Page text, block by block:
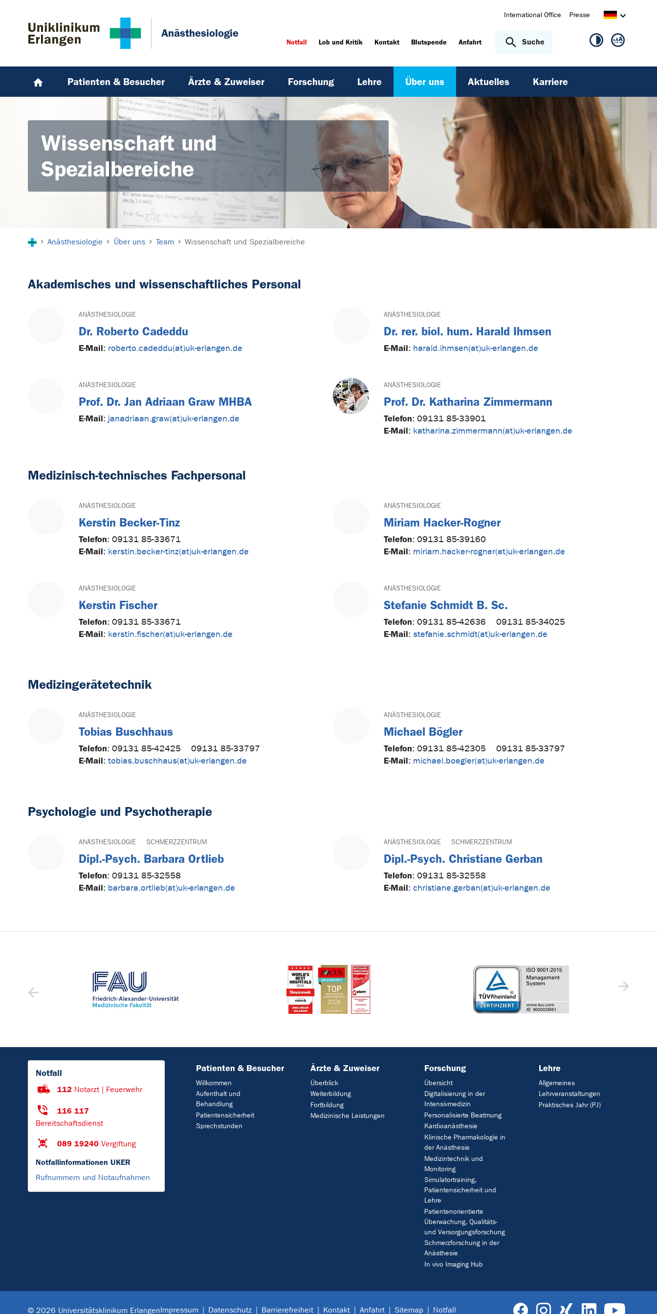
Anästhesiologie
International Office Presse
Notfall Lob und Kritik Kontakt Blutspende Anfahrt Suche
Patienten & Besucher Ärzte & Zuweiser Forschung Lehre Über uns Aktuelles Karriere
Wissenschaft und
Spezialbereiche
Anästhesiologie Über uns Team Wissenschaft und Spezialbereiche
Akademisches und wissenschaftliches Personal
ANÄSTHESIOLOGIE
Dr. Roberto Cadeddu
E-Mail: roberto.cadeddu(at)uk-erlangen.de
ANÄSTHESIOLOGIE
Prof. Dr. Jan Adriaan Graw MHBA
E-Mail: janadriaan.graw(at)uk-erlangen.de
ANÄSTHESIOLOGIE
Dr. rer. biol. hum. Harald Ihmsen
E-Mail: harald.ihmsen(at)uk-erlangen.de
ANÄSTHESIOLOGIE
Prof. Dr. Katharina Zimmermann
Telefon: 09131 85-33901
E-Mail: katharina.zimmermann(at)uk-erlangen.de
Medizinisch-technisches Fachpersonal
ANÄSTHESIOLOGIE
Kerstin Becker-Tinz
Telefon: 09131 85-33671
E-Mail: kerstin.becker-tinz(at)uk-erlangen.de
ANÄSTHESIOLOGIE
Kerstin Fischer
Telefon: 09131 85-33671
E-Mail: kerstin.fischer(at)uk-erlangen.de
ANÄSTHESIOLOGIE
Miriam Hacker-Rogner
Telefon: 09131 85-39160
E-Mail: miriam.hacker-rogner(at)uk-erlangen.de
ANÄSTHESIOLOGIE
Stefanie Schmidt B. Sc.
Telefon: 09131 85-42636 09131 85-34025
E-Mail: stefanie.schmidt(at)uk-erlangen.de
Medizingerätetechnik
ANÄSTHESIOLOGIE
Tobias Buschhaus
Telefon: 09131 85-42425 09131 85-33797
E-Mail: tobias.buschhaus(at)uk-erlangen.de
ANÄSTHESIOLOGIE
Michael Bögler
Telefon: 09131 85-42305 09131 85-33797
E-Mail: michael.boegler(at)uk-erlangen.de
Psychologie und Psychotherapie
ANÄSTHESIOLOGIE SCHMERZZENTRUM
Dipl.-Psych. Barbara Ortlieb
Telefon: 09131 85-32558
E-Mail: barbara.ortlieb(at)uk-erlangen.de
ANÄSTHESIOLOGIE SCHMERZZENTRUM
Dipl.-Psych. Christiane Gerban
Telefon: 09131 85-32558
E-Mail: christiane.gerban(at)uk-erlangen.de
Notfall
112 Notarzt | Feuerwehr
116 117
Bereitschaftsdienst
089 19240 Vergiftung
Notfallinformationen UKER
Rufnummern und Notaufnahmen
Patienten & Besucher
Willkommen
Aufenthalt und
Behandlung
Patientensicherheit
Sprechstunden
Ärzte & Zuweiser
Überblick
Weiterbildung
Fortbildung
Medizinische Leistungen
Forschung
Übersicht
Digitalisierung in der
Intensivmedizin
Personalisierte Beatmung
Kardioanästhesie
Klinische Pharmakologie in
der Anästhesie
Medizintechnik und
Monitoring
Simulatortraining,
Patientensicherheit und
Lehre
Patientenorientierte
Überwachung, Qualitäts-
und Versorgungsforschung
Schmerzforschung in der
Anästhesie
In vivo Imaging Hub
Lehre
Allgemeines
Lehrveranstaltungen
Praktisches Jahr (PJ)
© 2026 Universitätsklinikum ErlangenImpressum Datenschutz Barrierefreiheit Kontakt Anfahrt Sitemap Notfall